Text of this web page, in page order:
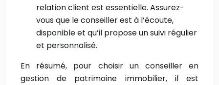
relation client est essentielle. Assurez-
vous que le conseiller est à l’écoute,
disponible et qu’il propose un suivi régulier
et personnalisé.
En résumé, pour choisir un conseiller en
gestion de patrimoine immobilier, il est